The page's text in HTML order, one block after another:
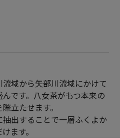
域から矢部川流域にかけて
です。八女茶がもつ本来の
立たせます。
出することで一層ふくよか
ます。